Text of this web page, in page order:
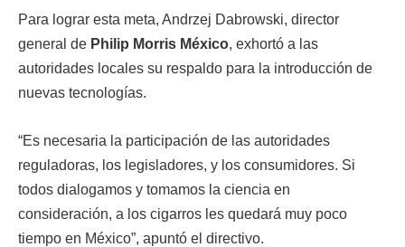
Para lograr esta meta, Andrzej Dabrowski, director
general de Philip Morris México, exhortó a las
autoridades locales su respaldo para la introducción de
nuevas tecnologías.
“Es necesaria la participación de las autoridades
reguladoras, los legisladores, y los consumidores. Si
todos dialogamos y tomamos la ciencia en
consideración, a los cigarros les quedará muy poco
tiempo en México”, apuntó el directivo.